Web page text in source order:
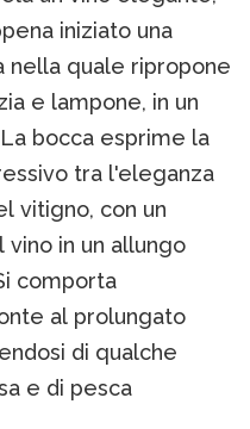
iniziato una
nella quale ripropone
e lampone, in un
bocca esprime la
tra l'eleganza
vitigno, con un
in un allungo
comporta
al prolungato
di qualche
e di pesca